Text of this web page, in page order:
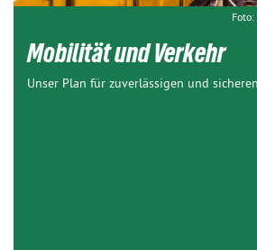
Mobilität und Verkehr
Unser Plan für zuverlässigen und